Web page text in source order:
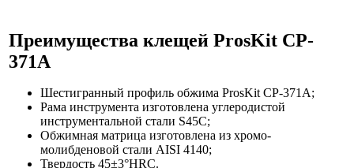
Преимущества клещей ProsKit CP-
371A
Шестигранный профиль обжима ProsKit CP-371A;
Рама инструмента изготовлена углеродистой
инструментальной стали S45C;
Обжимная матрица изготовлена из хромо-
молибденовой стали AISI 4140;
Твердость 45±3°HRC.